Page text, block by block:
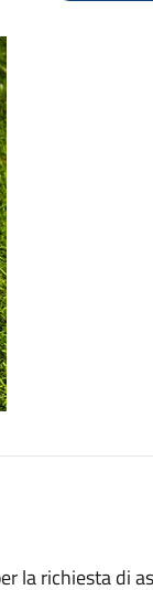
la richiesta di